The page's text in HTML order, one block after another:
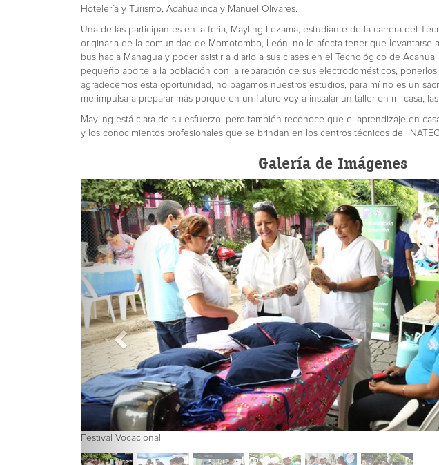
Hotelería y Turismo, Acahualinca y Manuel Olivares.
Una de las participantes en la feria, Mayling Lezama, estudiante de la carrera del
originaria de la comunidad de Momotombo, León, no le afecta tener que levantarse
bus hacia Managua y poder asistir a diario a sus clases en el Tecnológico de
pequeño aporte a la población con la reparación de sus electrodomésticos,
agradecemos esta oportunidad, no pagamos nuestros estudios, para mí no es un
me impulsa a preparar más porque en un futuro voy a instalar un taller en mi casa,
Mayling está clara de su esfuerzo, pero también reconoce que el aprendizaje en
y los conocimientos profesionales que se brindan en los centros técnicos del
Galería de Imágenes
Festival Vocacional